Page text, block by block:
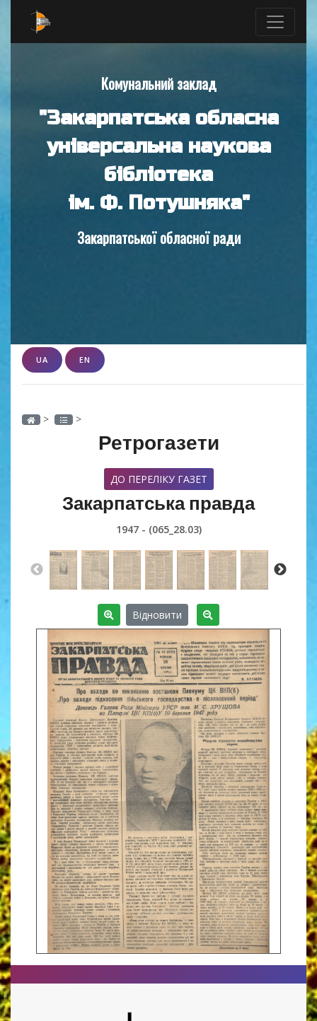
Комунальний заклад
"Закарпатська обласна
універсальна наукова
бібліотека
ім. Ф. Потушняка"
Закарпатської обласної ради
UA EN
> >
Ретрогазети
ДО ПЕРЕЛІКУ ГАЗЕТ
Закарпатська правда
1947 - (065_28.03)
Відновити